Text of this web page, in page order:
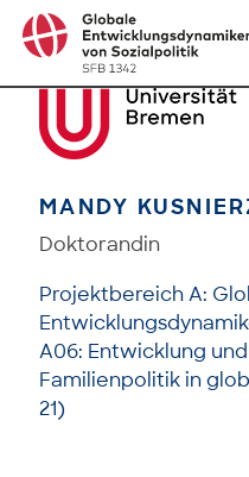
MANDY
Doktorandin
Projektbereich A:
A06: Entwicklung
Familienpolitik in
21)